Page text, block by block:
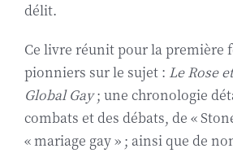
délit.
Ce livre réunit pour la première
pionniers sur le sujet : Le Rose
Global Gay; une chronologie
combats et des débats, de «
« mariage gay » ; ainsi que de